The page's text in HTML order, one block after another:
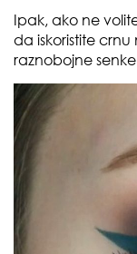
Ipak, ako ne
da iskoristite
raznobojne